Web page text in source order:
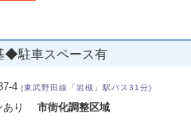
◆駐車スペース有
4 (東武野田線「岩槻」駅バス31分)
あり 市街化調整区域